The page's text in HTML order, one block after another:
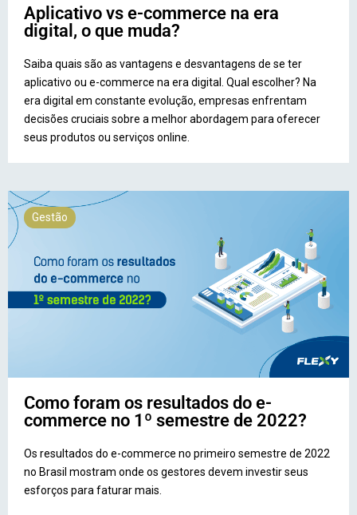
Aplicativo vs e-commerce na era
digital, o que muda?
Saiba quais são as vantagens e desvantagens de se ter
aplicativo ou e-commerce na era digital. Qual escolher? Na
era digital em constante evolução, empresas enfrentam
decisões cruciais sobre a melhor abordagem para oferecer
seus produtos ou serviços online.
Gestão
Como foram os resultados do e-
commerce no 1º semestre de 2022?
Os resultados do e-commerce no primeiro semestre de 2022
no Brasil mostram onde os gestores devem investir seus
esforços para faturar mais.